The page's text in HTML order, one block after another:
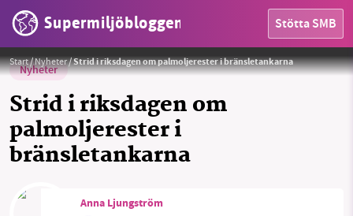
Supermiljöbloggen Stötta SMB
Start/Nyheter/Strid i riksdagen om palmoljerester i bränsletankarna
Nyheter
Strid i riksdagen om
palmoljerester i
bränsletankarna
palmoljaFoto:H.Dragon
Anna Ljungström